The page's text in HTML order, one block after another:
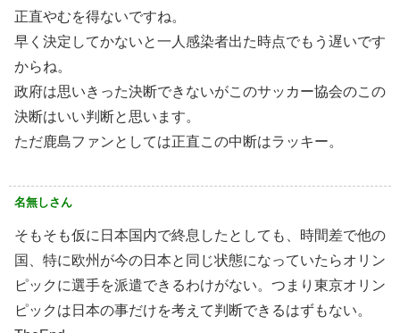
正直やむを得ないですね。
早く決定してかないと一人感染者出た時点でもう遅いです
からね。
政府は思いきった決断できないがこのサッカー協会のこの
決断はいい判断と思います。
ただ鹿島ファンとしては正直この中断はラッキー。
名無しさん
そもそも仮に日本国内で終息したとしても、時間差で他の
国、特に欧州が今の日本と同じ状態になっていたらオリン
ピックに選手を派遣できるわけがない。つまり東京オリン
ピックは日本の事だけを考えて判断できるはずもない。